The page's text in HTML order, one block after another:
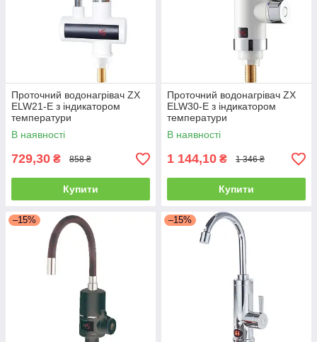
Проточний водонагрівач ZX
ELW21-E з індикатором
температури
В наявності
729,30 ₴ 858 ₴
Купити
Проточний водонагрівач ZX
ELW30-E з індикатором
температури
В наявності
1 144,10 ₴ 1 346 ₴
Купити
–15% –15%